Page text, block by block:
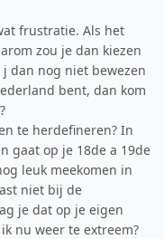
frustratie. Als het
zou je dan kiezen
j dan nog niet bewezen
bent, dan kom
te herdefineren? In
gaat op je 18de a 19de
leuk meekomen in
niet bij de
je dat op je eigen
nu weer te extreem?